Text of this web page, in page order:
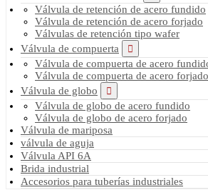
Válvula de retención de acero fundido
Válvula de retención de acero forjado
Válvulas de retención tipo wafer
Válvula de compuerta
Válvula de compuerta de acero
Válvula de compuerta de acero forjado
Válvula de globo
Válvula de globo de acero fundido
Válvula de globo de acero forjado
Válvula de mariposa
válvula de aguja
Válvula API 6A
Brida industrial
Accesorios para tuberías industriales